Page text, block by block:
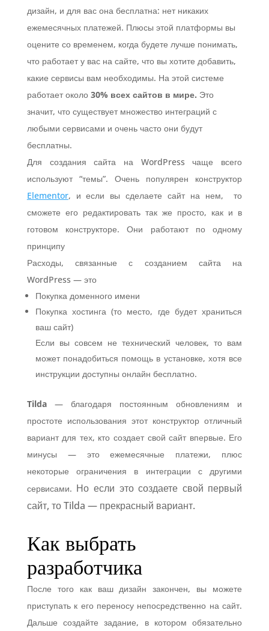
дизайн, и для вас она бесплатна: нет никаких
ежемесячных платежей. Плюсы этой платформы вы
оцените со временем, когда будете лучше понимать,
что работает у вас на сайте, что вы хотите добавить,
какие сервисы вам необходимы. На этой системе
работает около 30% всех сайтов в мире. Это
значит, что существует множество интеграций с
любыми сервисами и очень часто они будут
бесплатны.
Для создания сайта на WordPress чаще всего
используют “темы”. Очень популярен конструктор
Elementor, и если вы сделаете сайт на нем, то
сможете его редактировать так же просто, как и в
готовом конструкторе. Они работают по одному
принципу
Расходы, связанные с созданием сайта на
WordPress — это
Покупка доменного имени
Покупка хостинга (то место, где будет храниться
ваш сайт)
Если вы совсем не технический человек, то вам
может понадобиться помощь в установке, хотя все
инструкции доступны онлайн бесплатно.
Tilda— благодаря постоянным обновлениям и
простоте использования этот конструктор отличный
вариант для тех, кто создает свой сайт впервые. Его
минусы — это ежемесячные платежи, плюс
некоторые ограничения в интеграции с другими
сервисами. Но если это создаете свой первый
сайт, то Tilda — прекрасный вариант.
Как выбрать
разработчика
После того как ваш дизайн закончен, вы можете
приступать к его переносу непосредственно на сайт.
Дальше создайте задание, в котором обязательно